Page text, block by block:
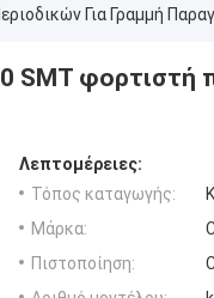
Για Γραμμή
SMT φορτιστή
Λεπτομέρειες:
Τόπος καταγωγής:
Μάρκα:
Πιστοποίηση: